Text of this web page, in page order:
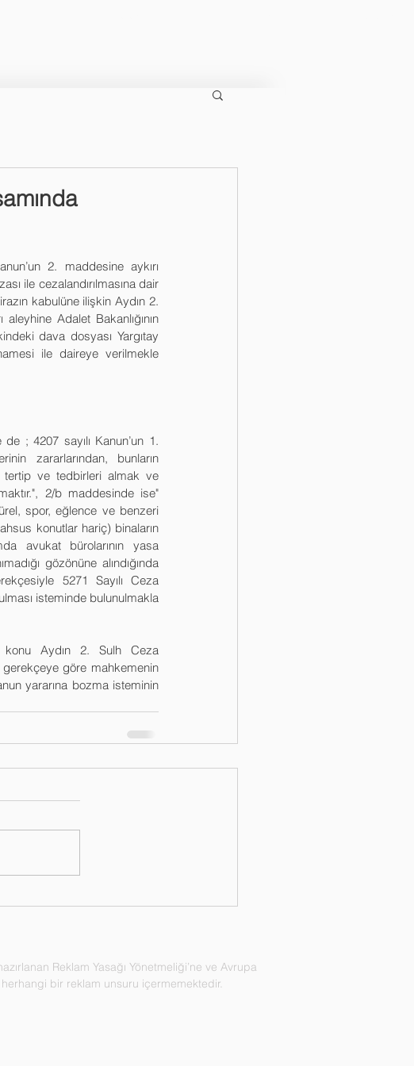
2. maddesine aykırı
ile cezalandırılmasına dair
kabulüne ilişkin Aydın 2.
Adalet Bakanlığının
dava dosyası Yargıtay
ile daireye verilmekle
; 4207 sayılı Kanun’un 1.
zararlarından, bunların
tertip ve tedbirleri almak ve
2/b maddesinde ise"
spor, eğlence ve benzeri
konutlar hariç) binaların
avukat bürolarının yasa
gözönüne alındığında
5271 Sayılı Ceza
isteminde bulunulmakla
konu Aydın 2. Sulh Ceza
gerekçeye göre mahkemenin
yararına bozma isteminin
Reklam Yasağı Yönetmeliği’ne ve Avrupa
herhangi bir reklam unsuru içermemektedir.